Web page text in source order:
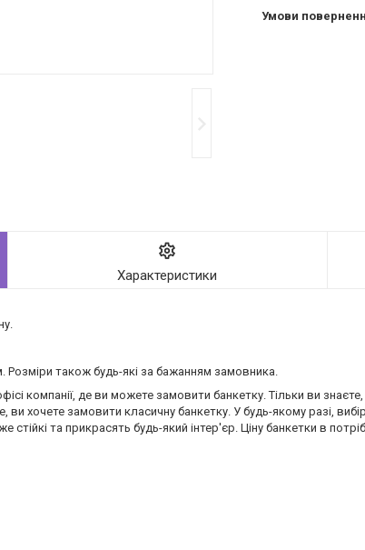
Характеристики
також будь-які за бажанням замовника.
компанії, де ви можете замовити банкетку. Тільки ви
хочете замовити класичну банкетку. У будь-якому разі,
та прикрасять будь-який інтер'єр. Ціну банкетки в